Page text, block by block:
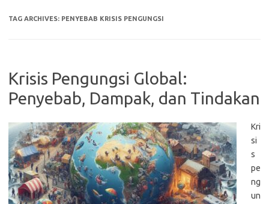
TAG ARCHIVES: PENYEBAB KRISIS PENGUNGSI
Krisis Pengungsi Global:
Penyebab, Dampak, dan Tindakan
Kri
si
s
pe
ng
un